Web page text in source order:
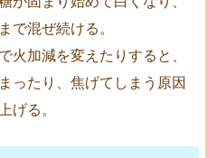
で混ぜ続ける。
火加減を変えたりすると、
ったり、焦げてしまう原因
げる。